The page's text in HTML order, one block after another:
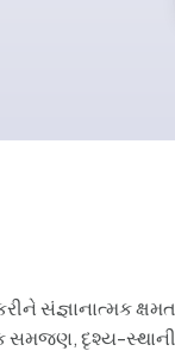
સંજ્ઞાનાત્મક
સમજણ, દૃશ્ય-